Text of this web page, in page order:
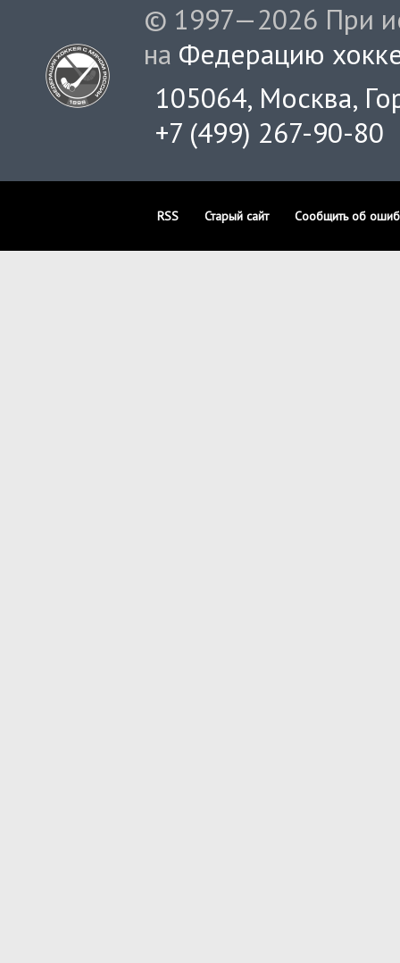
© 1997—2026 При
на Федерацию
105064, Москва,
+7 (499) 267-90-80
RSS Старый сайт Сообщить об